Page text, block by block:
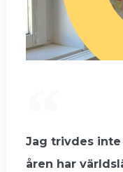
Jag trivdes
åren har